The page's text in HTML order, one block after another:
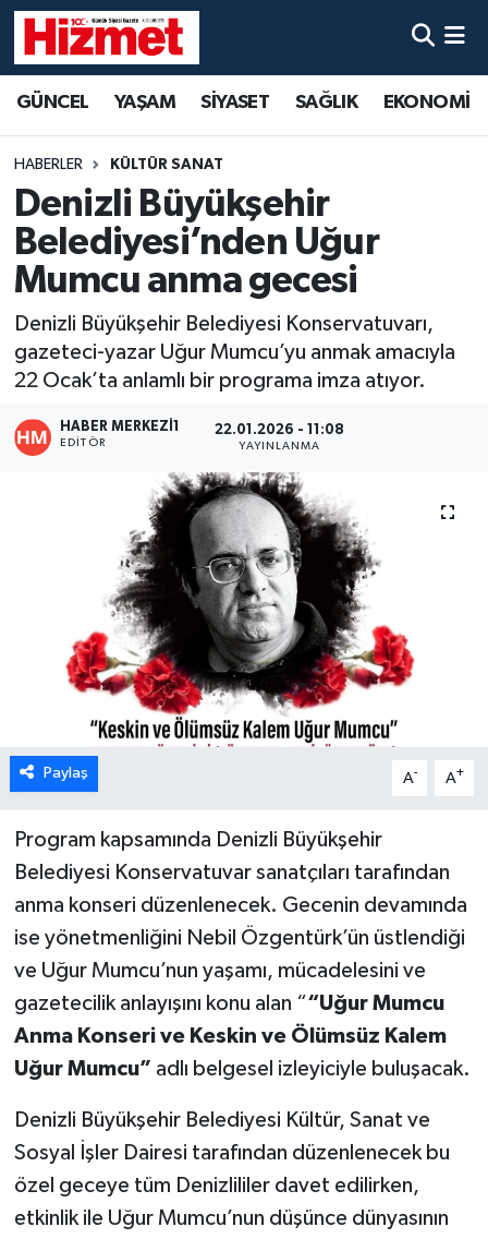
GÜNCEL YAŞAM SİYASET SAĞLIK EKONOMİ
HABERLER KÜLTÜR SANAT
Denizli Büyükşehir
Belediyesi’nden Uğur
Mumcu anma gecesi
Denizli Büyükşehir Belediyesi Konservatuvarı,
gazeteci-yazar Uğur Mumcu’yu anmak amacıyla
22 Ocak’ta anlamlı bir programa imza atıyor.
HABER MERKEZI1
EDITÖR
22.01.2026 - 11:08
YAYINLANMA
Paylaş A- A+
Program kapsamında Denizli Büyükşehir
Belediyesi Konservatuvar sanatçıları tarafından
anma konseri düzenlenecek. Gecenin devamında
ise yönetmenliğini Nebil Özgentürk’ün üstlendiği
ve Uğur Mumcu’nun yaşamı, mücadelesini ve
gazetecilik anlayışını konu alan ““Uğur Mumcu
Anma Konseri ve Keskin ve Ölümsüz Kalem
Uğur Mumcu” adlı belgesel izleyiciyle buluşacak.
Denizli Büyükşehir Belediyesi Kültür, Sanat ve
Sosyal İşler Dairesi tarafından düzenlenecek bu
özel geceye tüm Denizlililer davet edilirken,
etkinlik ile Uğur Mumcu’nun düşünce dünyasının
YAŞAM
SİYASET
SAĞLIK
KÜLTÜR SANAT
SPOR
ÖZEL HABER
RESMİ REKLAM
Denizli Hava Durumu
Denizli Trafik Yoğunluk Haritası
Süper Lig Puan Durumu ve Fikstür
Son Dakika Haberleri
Haber Arşivi